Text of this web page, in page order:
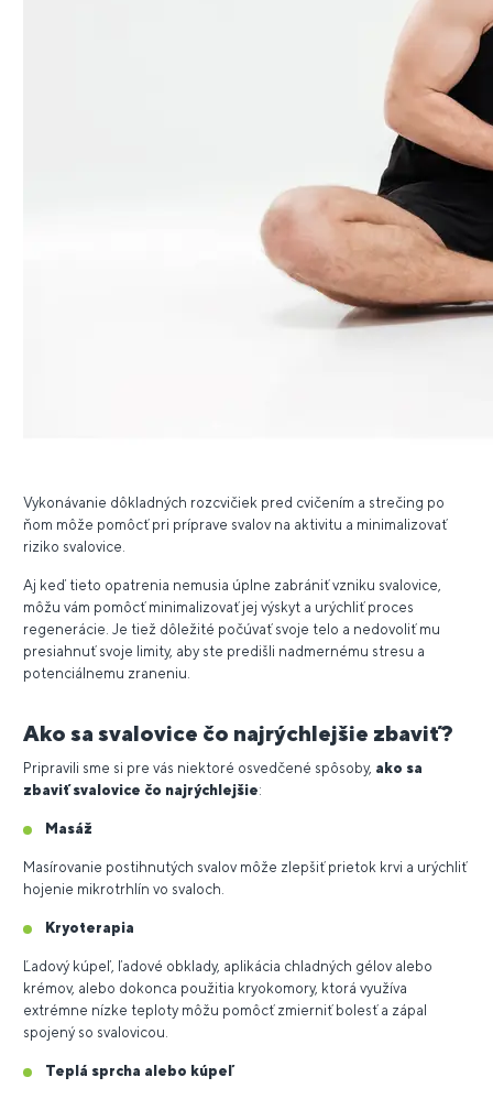
Vykonávanie dôkladných rozcvičiek pred cvičením a strečing po
ňom môže pomôcť pri príprave svalov na aktivitu a minimalizovať
riziko svalovice.
Aj keď tieto opatrenia nemusia úplne zabrániť vzniku svalovice,
môžu vám pomôcť minimalizovať jej výskyt a urýchliť proces
regenerácie. Je tiež dôležité počúvať svoje telo a nedovoliť mu
presiahnuť svoje limity, aby ste predišli nadmernému stresu a
potenciálnemu zraneniu.
Ako sa svalovice čo najrýchlejšie zbaviť?
Pripravili sme si pre vás niektoré osvedčené spôsoby, ako sa
zbaviť svalovice čo najrýchlejšie:
Masáž
Masírovanie postihnutých svalov môže zlepšiť prietok krvi a urýchliť
hojenie mikrotrhlín vo svaloch.
Kryoterapia
Ľadový kúpeľ, ľadové obklady, aplikácia chladných gélov alebo
krémov, alebo dokonca použitia kryokomory, ktorá využíva
extrémne nízke teploty môžu pomôcť zmierniť bolesť a zápal
spojený so svalovicou.
Teplá sprcha alebo kúpeľ